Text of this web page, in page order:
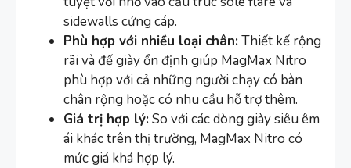
sidewalls cứng cáp.
Phù hợp với nhiều loại chân:Thiết kế rộng
rãi và đế giày ổn định giúp MagMax Nitro
phù hợp với cả những người chạy có bàn
chân rộng hoặc có nhu cầu hỗ trợ thêm.
Giá trị hợp lý:So với các dòng giày siêu êm
ái khác trên thị trường, MagMax Nitro có
mức giá khá hợp lý.